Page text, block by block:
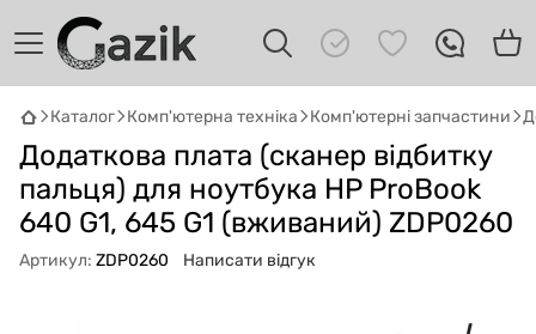
Каталог Комп'ютерна техніка Комп'ютерні запчастини
Додаткова плата (сканер відбитку
пальця) для ноутбука HP ProBook
640 G1, 645 G1 (вживаний) ZDP0260
Артикул: ZDP0260 Написати відгук
GAZIKAI
Онлайн · пошук техніки
Привіт! 👋 Я Gazik AI — допоможу
підібрати вживану комп'ютерну техніку.
Що шукаєш?